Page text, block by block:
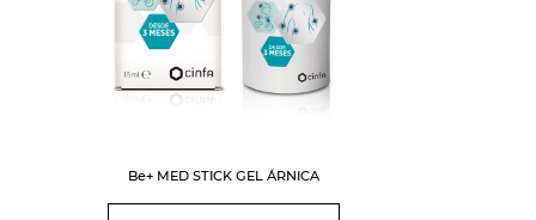
Be+ MED STICK GEL ÁRNICA